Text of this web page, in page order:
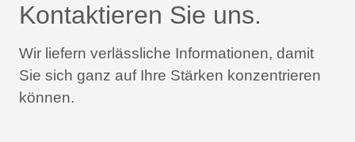
Kontaktieren Sie uns.
Wir liefern verlässliche Informationen, damit
Sie sich ganz auf Ihre Stärken konzentrieren
können.